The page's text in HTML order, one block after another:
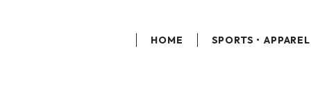
HOME SPORTS・APPAREL